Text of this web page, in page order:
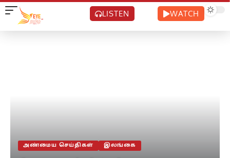
LISTEN WATCH
அண்மைய செய்திகள் இலங்கை